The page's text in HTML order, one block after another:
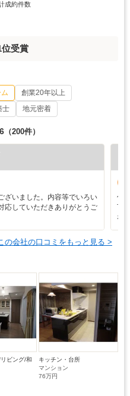
成約件数
受賞
創業20年以上
士 地元密着
（200件）
ざいました。内容等でいろい
応していただきありがとうご
仕
下
な
の会社の口コミをもっと見る >
ビング/和
キッチン・台所
マンション
76万円